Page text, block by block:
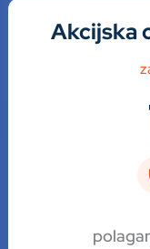
Akcijska